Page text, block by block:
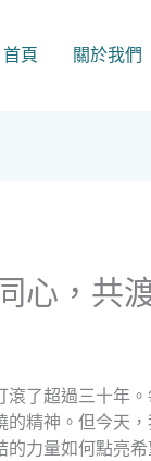
首頁 關於我們
心，共
了超過三十年
精神。但今天
力量如何點亮希